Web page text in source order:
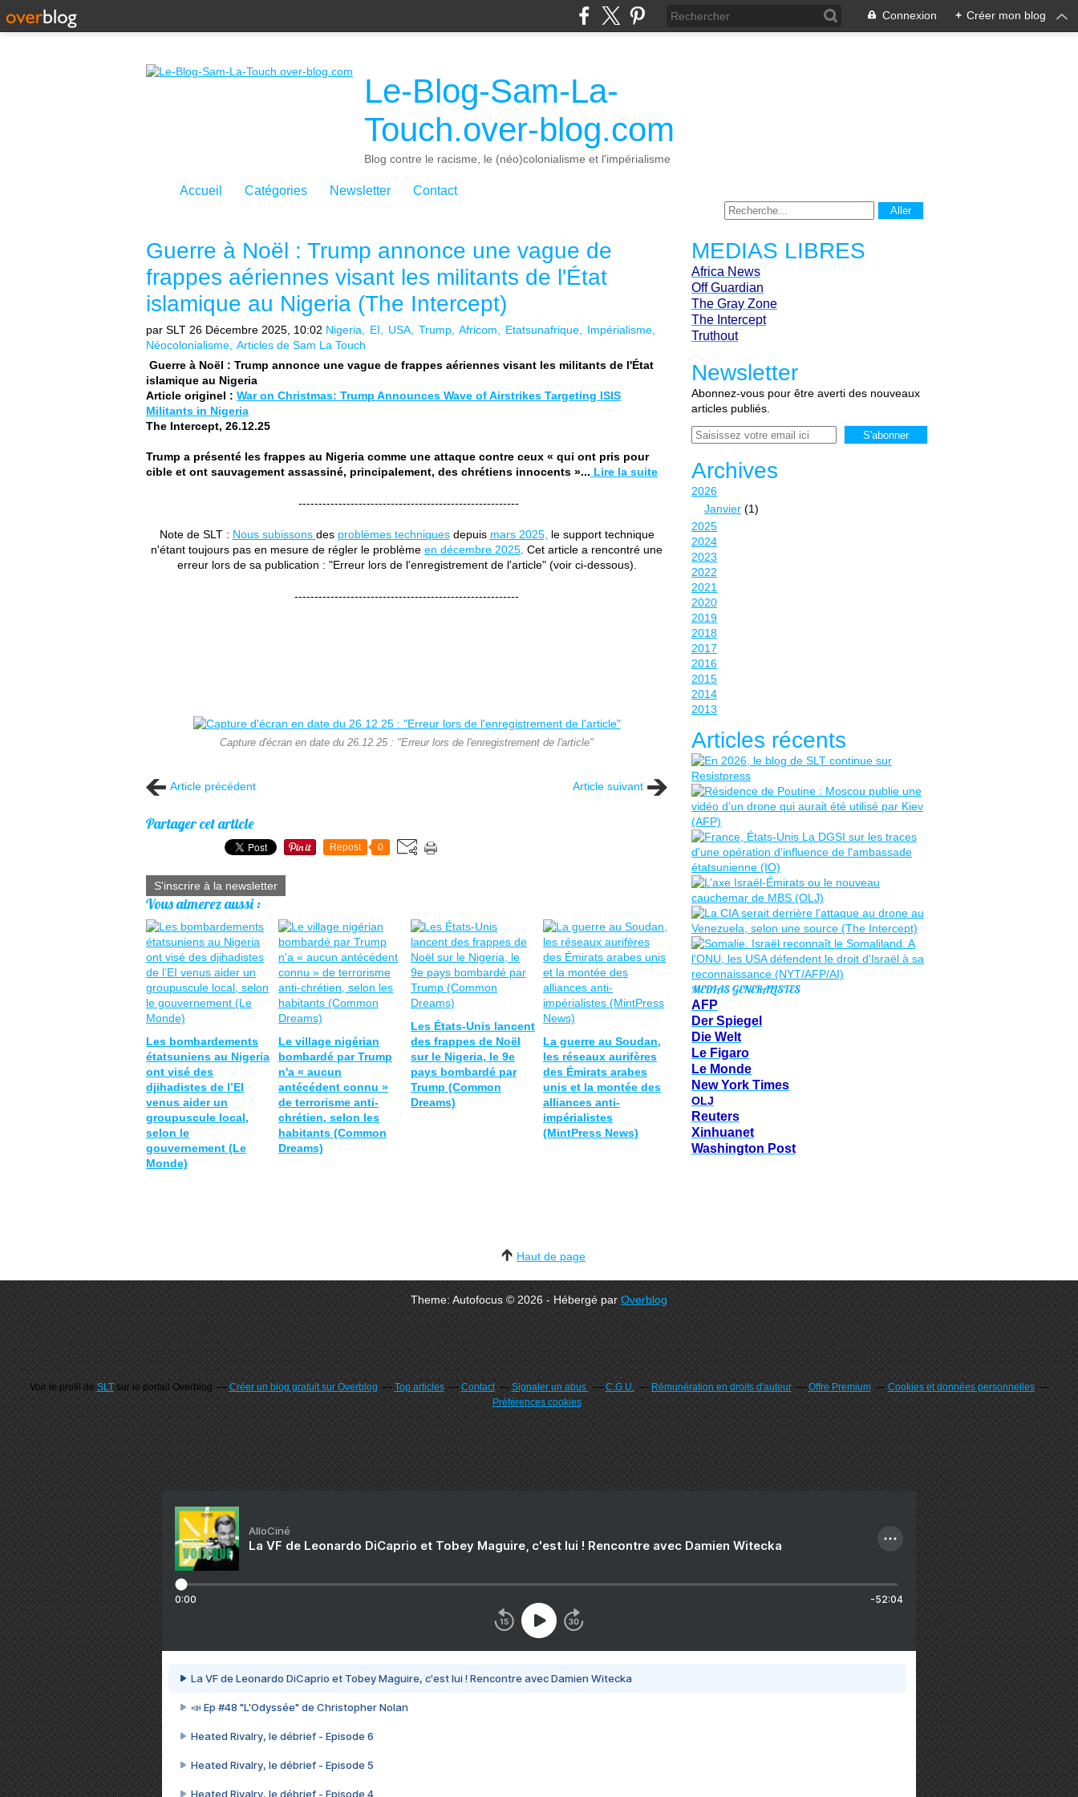
Connexion + Créer mon blog
Le-Blog-Sam-La-
Touch.over-blog.com
Blog contre le racisme, le (néo)colonialisme et l'impérialisme
Accueil Catégories Newsletter Contact
Guerre à Noël : Trump annonce une vague de
frappes aériennes visant les militants de l'État
islamique au Nigeria (The Intercept)
par SLT 26 Décembre 2025, 10:02 Nigeria EI USA Trump Africom Etatsunafrique
Impérialisme
Néocolonialisme Articles de Sam La Touch
Guerre à Noël : Trump annonce une vague de frappes aériennes visant les militants de l'État
islamique au Nigeria
Article originel : War on Christmas: Trump Announces Wave of Airstrikes Targeting ISIS
Militants in Nigeria
The Intercept, 26.12.25
Trump a présenté les frappes au Nigeria comme une attaque contre ceux « qui ont pris pour
cible et ont sauvagement assassiné, principalement, des chrétiens innocents »... Lire la suite
-------------------------------------------------------
Note de SLT : Nous subissons des problèmes techniquesdepuis mars 2025, le support technique
n'étant toujours pas en mesure de régler le problème en décembre 2025 . Cet article a rencontré une
erreur lors de sa publication : "Erreur lors de l'enregistrement de l'article" (voir ci-dessous).
--------------------------------------------------------
Capture d'écran en date du 26.12.25 : "Erreur lors de l'enregistrement de l'article"
Article précédent Article suivant
Partager cet article
Repost 0
S'inscrire à la newsletter
Vous aimerez aussi :
Les bombardements
étatsuniens au Nigeria
ont visé des
djihadistes de l’EI
venus aider un
groupuscule local,
selon le
gouvernement (Le
Monde)
Le village nigérian
bombardé par Trump
n'a « aucun
antécédent connu »
de terrorisme anti-
chrétien, selon les
habitants (Common
Dreams)
Les États-Unis lancent
des frappes de Noël
sur le Nigeria, le 9e
pays bombardé par
Trump (Common
Dreams)
La guerre au Soudan,
les réseaux aurifères
des Émirats arabes
unis et la montée des
alliances anti-
impérialistes
(MintPress News)
MEDIAS LIBRES
Africa News
Off Guardian
The Gray Zone
The Intercept
Truthout
Newsletter
Abonnez-vous pour être averti des nouveaux
articles publiés.
Email
Archives
2026
Janvier (1)
2025
2024
2023
2022
2021
2020
2019
2018
2017
2016
2015
2014
2013
Articles récents
MEDIAS GENERALISTES
AFP
Der Spiegel
Die Welt
Le Figaro
Le Monde
New York Times
OLJ
Reuters
Xinhuanet
Washington Post
Haut de page
Theme: Autofocus © 2026 - Hébergé parOverblog
Voir le profil deSLTsur le portail Overblog Créer un blog gratuit sur Overblog Top articles Contact Signaler un abus C.G.U. Rémunération en droits d'auteur Offre Premium
Cookies et données personnelles
Préférences cookies
AlloCiné
La VF de Leonardo DiCaprio et Tobey Maguire, c'est lui ! Rencontre avec Damien Witecka
0:00 -52:04
La VF de Leonardo DiCaprio et Tobey Maguire, c'est lui ! Rencontre avec Damien Witecka
📣 Ep #48 "L'Odyssée" de Christopher Nolan
Heated Rivalry, le débrief - Episode 6
Heated Rivalry, le débrief - Episode 5
Heated Rivalry, le débrief - Episode 4